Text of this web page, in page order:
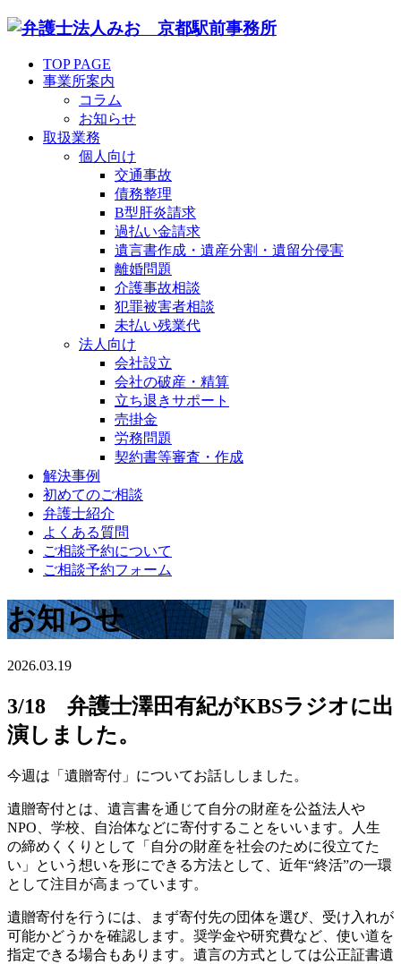
TOP PAGE
事業所案内
コラム
お知らせ
取扱業務
個人向け
交通事故
債務整理
B型肝炎請求
過払い金請求
遺言書作成・遺産分割・遺留分侵害
離婚問題
介護事故相談
犯罪被害者相談
未払い残業代
法人向け
会社設立
会社の破産・精算
立ち退きサポート
売掛金
労務問題
契約書等審査・作成
解決事例
初めてのご相談
弁護士紹介
よくある質問
ご相談予約について
ご相談予約フォーム
お知らせ
2026.03.19
3/18 弁護士澤田有紀がKBSラジオに出
演しました。
今週は「遺贈寄付」についてお話ししました。
遺贈寄付とは、遺言書を通じて自分の財産を公益法人や
NPO、学校、自治体などに寄付することをいいます。人生
の締めくくりとして「自分の財産を社会のために役立てた
い」という想いを形にできる方法として、近年“終活”の一環
として注目が高まっています。
遺贈寄付を行うには、まず寄付先の団体を選び、受け入れが
可能かどうかを確認します。奨学金や研究費など、使い道を
指定できる場合もあります。遺言の方式としては公正証書遺